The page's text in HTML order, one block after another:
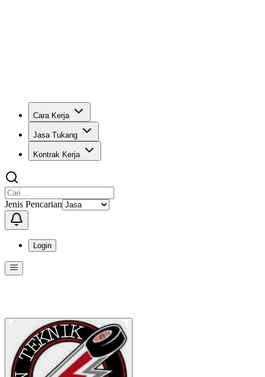
Cara Kerja
Jasa Tukang
Kontrak Kerja
Jenis Pencarian
Login
Menu ini berisi navigasi untuk mengakses fitur-fitur di KangPro